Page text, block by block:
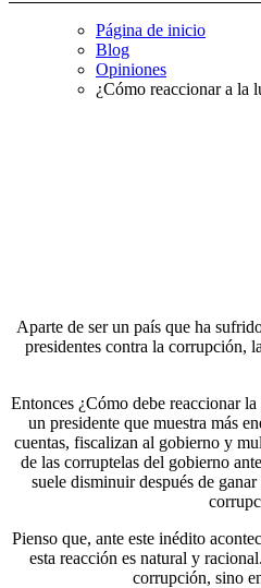
Página de inicio
Blog
Opiniones
¿Cómo reaccionar a la
Aparte de ser un país que ha
presidentes contra la corrupción,
Entonces ¿Cómo debe reaccionar
un presidente que muestra más
cuentas, fiscalizan al gobierno y
de las corruptelas del gobierno
suele disminuir después de
Pienso que, ante este inédito
esta reacción es natural y
corrupción, sino